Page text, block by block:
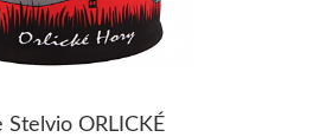
Stelvio ORLICKÉ